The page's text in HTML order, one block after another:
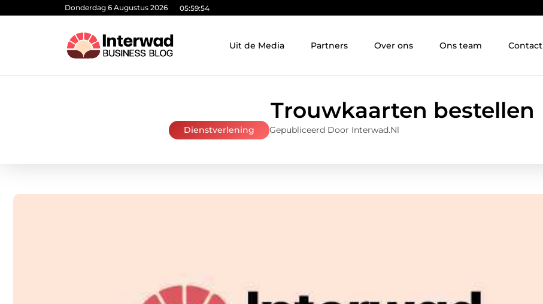
Donderdag 6 Augustus 2026 05:59:55
Uit de Media Partners Over ons Ons team Contact
Trouwkaarten bestellen
Dienstverlening Gepubliceerd Door Interwad.nl